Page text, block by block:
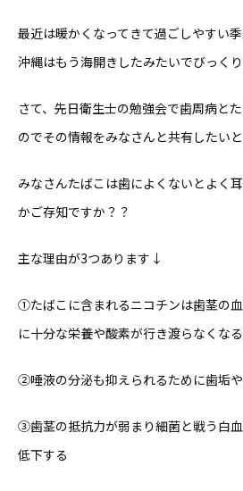
最近は暖かくなってきて過ごしやすい
沖縄はもう海開きしたみたいでびっく
さて、先日衛生士の勉強会で歯周病と
のでその情報をみなさんと共有したい
みなさんたばこは歯によくないとよく
かご存知ですか？？
主な理由が3つあります↓
①たばこに含まれるニコチンは歯茎の
に十分な栄養や酸素が行き渡らなくなる
②唾液の分泌も抑えられるために歯垢
③歯茎の抵抗力が弱まり細菌と戦う白
低下する